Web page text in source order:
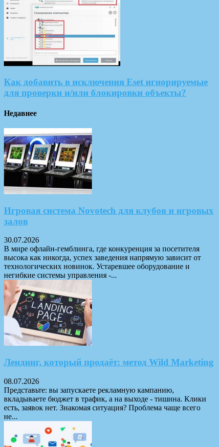
Как добавить в исключения Eset игнорируемые
для проверки и/или блокировки объекты?
Недавнее
Игровая система Novotech для клубов и игровых
залов
30.07.2026
В мире офлайн-гемблинга, где конкуренция за посетителя
высока как никогда, успех заведения напрямую зависит от
технологических новинок. Устаревшее оборудование и
негибкие системы управления -...
Лендинг, который продаёт: метод Wild Marketing
08.07.2026
Представьте: вы запускаете рекламную кампанию,
вкладываете бюджет в трафик, а на выходе - тишина. Клики
есть, заявок нет. Знакомая ситуация? Проблема чаще всего
не...